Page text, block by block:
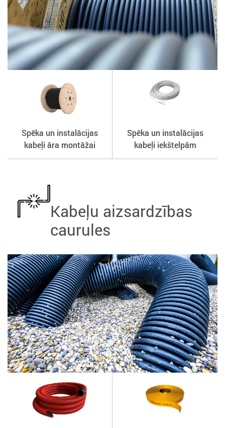
Spēka un instalācijas
kabeļi āra montāžai
Spēka un instalācijas
kabeļi iekštelpām
Kabeļu aizsardzības
caurules